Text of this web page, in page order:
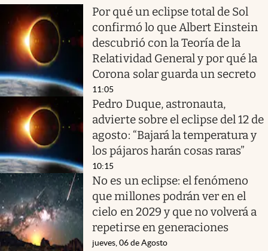
Por qué un eclipse total de Sol
confirmó lo que Albert Einstein
descubrió con la Teoría de la
Relatividad General y por qué la
Corona solar guarda un secreto
11:05
Pedro Duque, astronauta,
advierte sobre el eclipse del 12 de
agosto: “Bajará la temperatura y
los pájaros harán cosas raras”
10:15
No es un eclipse: el fenómeno
que millones podrán ver en el
cielo en 2029 y que no volverá a
repetirse en generaciones
jueves, 06 de Agosto